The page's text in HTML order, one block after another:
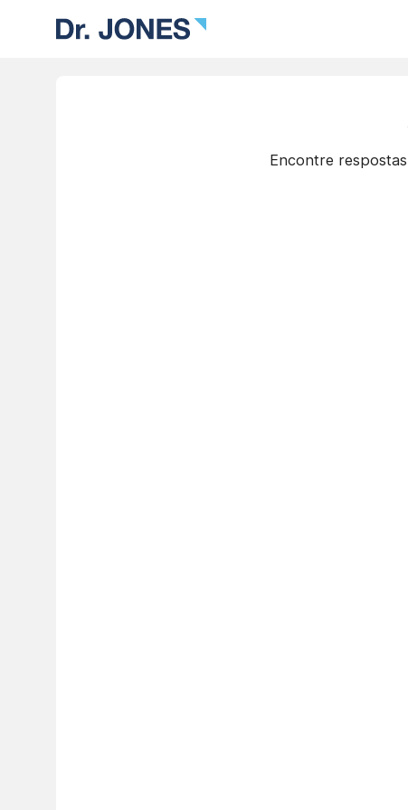
Encontre